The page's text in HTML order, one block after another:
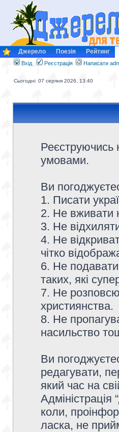
Джерело Поезія Рейтинг
Вхід Реєстрація Написати
Сьогодні: 07 серпня 2026, 13:40
Реєструючись
умовами.
Ви
1. Писати
2. Не вживати
3. Не
4. Не
чітко
6. Не
таких, які
7. Не
християнства.
8. Не
насильство
Ви
редагувати,
який час на
коли,
ласка, не